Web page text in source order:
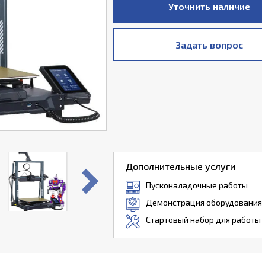
Уточнить наличие
Задать вопрос
Дополнительные услуги
Пусконаладочные работы
Демонстрация оборудования
Стартовый набор для работы